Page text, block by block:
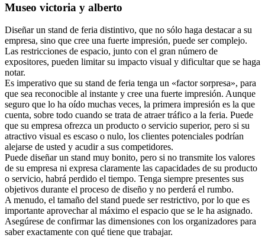
Museo victoria y alberto
Diseñar un stand de feria distintivo, que no sólo haga destacar a su
empresa, sino que cree una fuerte impresión, puede ser complejo.
Las restricciones de espacio, junto con el gran número de
expositores, pueden limitar su impacto visual y dificultar que se haga
notar.
Es imperativo que su stand de feria tenga un «factor sorpresa», para
que sea reconocible al instante y cree una fuerte impresión. Aunque
seguro que lo ha oído muchas veces, la primera impresión es la que
cuenta, sobre todo cuando se trata de atraer tráfico a la feria. Puede
que su empresa ofrezca un producto o servicio superior, pero si su
atractivo visual es escaso o nulo, los clientes potenciales podrían
alejarse de usted y acudir a sus competidores.
Puede diseñar un stand muy bonito, pero si no transmite los valores
de su empresa ni expresa claramente las capacidades de su producto
o servicio, habrá perdido el tiempo. Tenga siempre presentes sus
objetivos durante el proceso de diseño y no perderá el rumbo.
A menudo, el tamaño del stand puede ser restrictivo, por lo que es
importante aprovechar al máximo el espacio que se le ha asignado.
Asegúrese de confirmar las dimensiones con los organizadores para
saber exactamente con qué tiene que trabajar.